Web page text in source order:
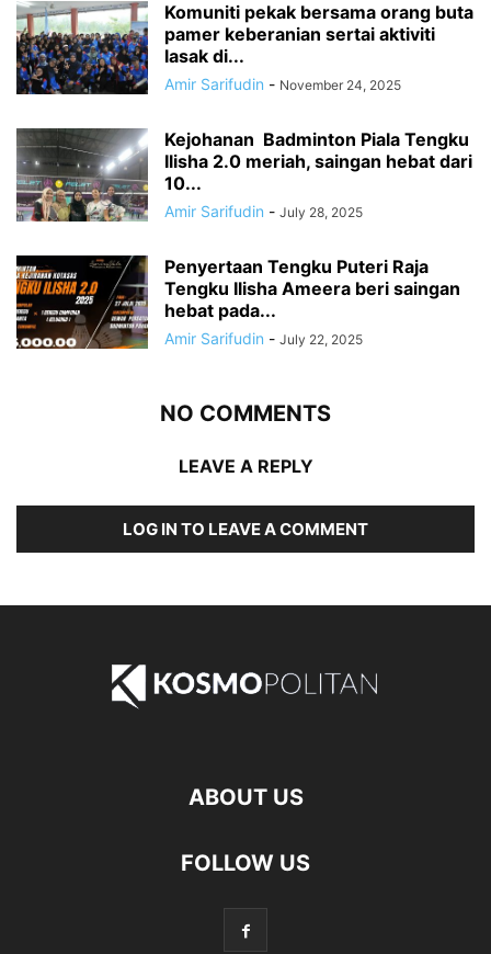
Komuniti pekak bersama orang buta
pamer keberanian sertai aktiviti
lasak di...
Amir Sarifudin - November 24, 2025
Kejohanan Badminton Piala Tengku
Ilisha 2.0 meriah, saingan hebat dari
10...
Amir Sarifudin - July 28, 2025
Penyertaan Tengku Puteri Raja
Tengku Ilisha Ameera beri saingan
hebat pada...
Amir Sarifudin - July 22, 2025
NO COMMENTS
LEAVE A REPLY
LOG IN TO LEAVE A COMMENT
ABOUT US
FOLLOW US